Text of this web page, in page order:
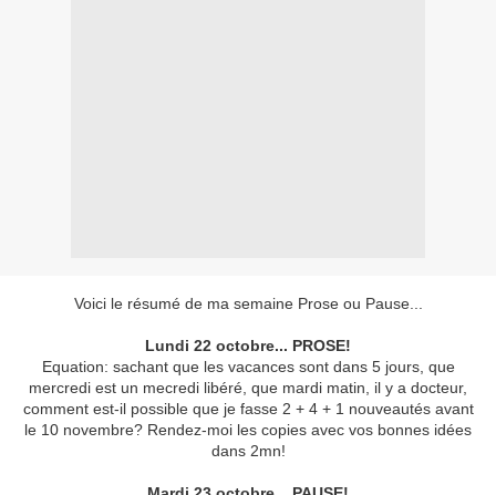
Voici le résumé de ma semaine Prose ou Pause...
Lundi 22 octobre... PROSE!
Equation: sachant que les vacances sont dans 5 jours, que
mercredi est un mecredi libéré, que mardi matin, il y a docteur,
comment est-il possible que je fasse 2 + 4 + 1 nouveautés avant
le 10 novembre? Rendez-moi les copies avec vos bonnes idées
dans 2mn!